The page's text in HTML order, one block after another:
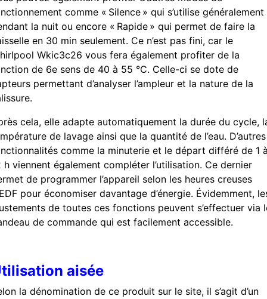
comme « Silence » qui s’utilise généralement
la nuit ou encore « Rapide » qui permet de faire la
en 30 min seulement. Ce n’est pas fini, car le
Wkic3c26 vous fera également profiter de la
de 6e sens de 40 à 55 °C. Celle-ci se dote de
permettant d’analyser l’ampleur et la nature de la
cela, elle adapte automatiquement la durée du cycle,
de lavage ainsi que la quantité de l’eau. D’autres
comme la minuterie et le départ différé de 1
h viennent également compléter l’utilisation. Ce dernier
de programmer l’appareil selon les heures creuses
pour économiser davantage d’énergie. Évidemment,
de toutes ces fonctions peuvent s’effectuer via
de commande qui est facilement accessible.
aisée
la dénomination de ce produit sur le site, il s’agit d’un